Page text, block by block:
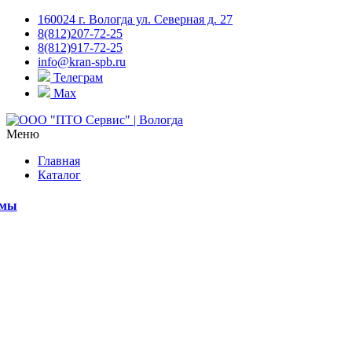
160024 г. Вологда ул. Северная д. 27
8(812)207-72-25
8(812)917-72-25
info@kran-spb.ru
Телеграм
Max
Меню
Главная
Каталог